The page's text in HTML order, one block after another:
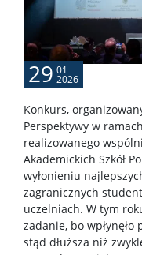
Aktualności
Program
Plany Zajęć
Praktyki
Zawieszenie
29 01
2026
Konkurs,
Perspektywy w
realizowanego
Akademickich Szkół
wyłonieniu
zagranicznych
uczelniach. W tym
zadanie, bo wpłynęło
stąd dłuższa niż